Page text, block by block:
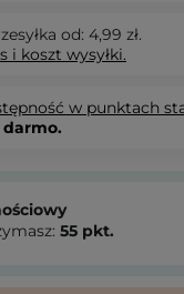
od: 4,99 zł.
i koszt wysyłki.
w punktach
55 pkt.